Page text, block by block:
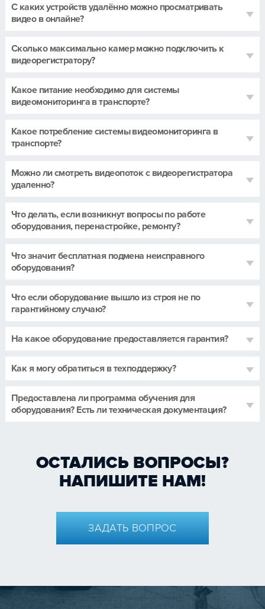
С каких устройств удалённо можно просматривать
видео в онлайне?
Сколько максимально камер можно подключить к
видеорегистратору?
Какое питание необходимо для системы
видеомониторинга в транспорте?
Какое потребление системы видеомониторинга в
транспорте?
Можно ли смотреть видеопоток с видеорегистратора
удаленно?
Что делать, если возникнут вопросы по работе
оборудования, перенастройке, ремонту?
Что значит бесплатная подмена неисправного
оборудования?
Что если оборудование вышло из строя не по
гарантийному случаю?
На какое оборудование предоставляется гарантия?
Как я могу обратиться в техподдержку?
Предоставлена ли программа обучения для
оборудования? Есть ли техническая документация?
ОСТАЛИСЬ ВОПРОСЫ?
НАПИШИТЕ НАМ!
ЗАДАТЬ ВОПРОС